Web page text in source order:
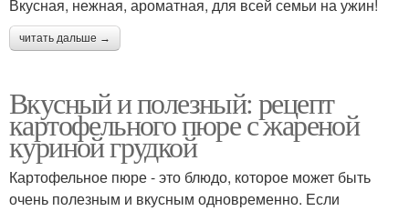
Вкусная, нежная, ароматная, для всей семьи на ужин!
читать дальше →
Вкусный и полезный: рецепт
картофельного пюре с жареной
куриной грудкой
Картофельное пюре - это блюдо, которое может быть
очень полезным и вкусным одновременно. Если